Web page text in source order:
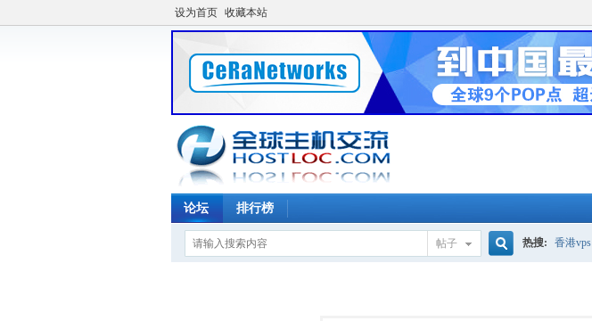
设为首页 收藏本站
论坛 排行榜
帖子 热搜: 香港vps